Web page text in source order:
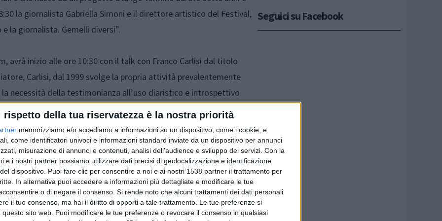
rispetto della tua riservatezza è la nostra priorità
memorizziamo e/o accediamo a informazioni su un dispositivo, come i cookie, e
come identificatori univoci e informazioni standard inviate da un dispositivo per annunci
misurazione di annunci e contenuti, analisi dell'audience e sviluppo dei servizi. Con la
e i nostri partner possiamo utilizzare dati precisi di geolocalizzazione e identificazione
dispositivo. Puoi fare clic per consentire a noi e ai nostri 1538 partner il trattamento per
In alternativa puoi accedere a informazioni più dettagliate e modificare le tue
o di negare il consenso. Si rende noto che alcuni trattamenti dei dati personali
il tuo consenso, ma hai il diritto di opporti a tale trattamento. Le tue preferenze si
sito web. Puoi modificare le tue preferenze o revocare il consenso in qualsiasi
la giornalista Gabriella Simoni e il direttore artistico del Festival,
la giornalista. Gemelli diversi”.
avrà inizio alle ore 10:30con il talk con Franco Carlisi dal titolo
Carlisi, dal 1999 svolge la propria attività prevalentemente
necessità della testimonianza all’uso diaristico e introspettivo
Italia della 54a Esposizione internazionale d’Arte La
sai quanti nomi ti ho dato” che riceve numerosi premi nell’ambito
, èil protagonista del talk “Memorie allo Specchio” è Giovanni
Centro e Sud America, Balcani e Medio Oriente, raccolti in
libreria Hoepli scambia le sue immagini (in tiratura limitata) con
Seguici su Facebook